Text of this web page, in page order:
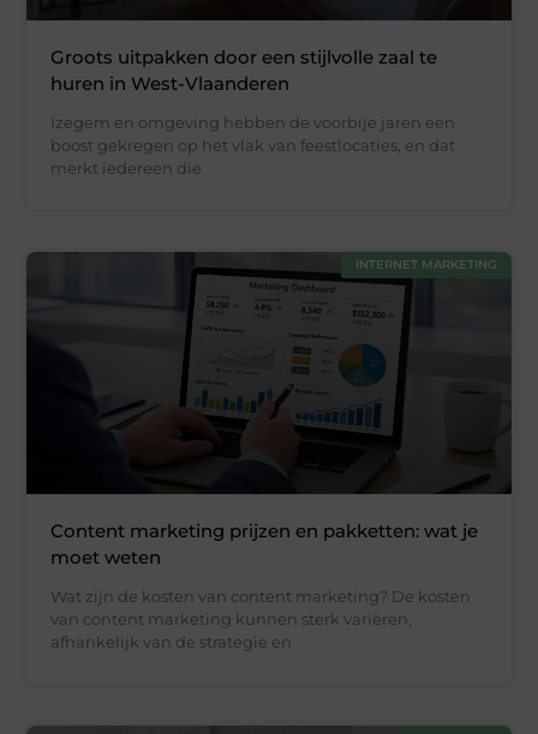
Groots uitpakken door een stijlvolle zaal te
huren in West-Vlaanderen
Izegem en omgeving hebben de voorbije jaren een
boost gekregen op het vlak van feestlocaties, en dat
merkt iedereen die
INTERNET MARKETING
Content marketing prijzen en pakketten: wat je
moet weten
Wat zijn de kosten van content marketing? De kosten
van content marketing kunnen sterk variëren,
afhankelijk van de strategie en